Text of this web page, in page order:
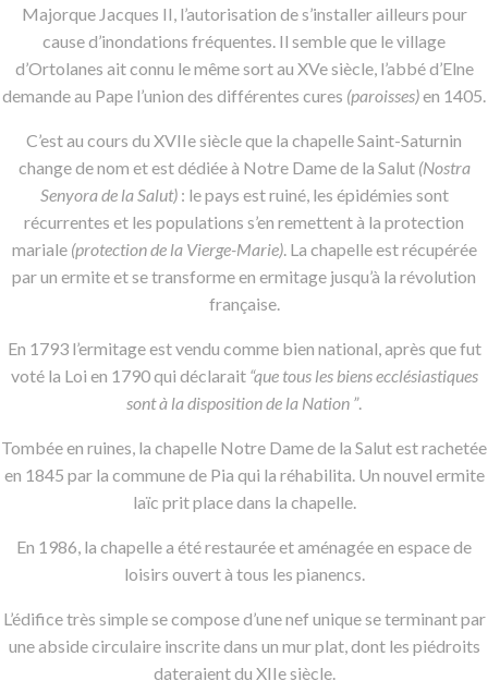
Majorque Jacques II, l’autorisation de s’installer ailleurs pour
cause d’inondations fréquentes. Il semble que le village
d’Ortolanes ait connu le même sort au XVe siècle, l’abbé d’Elne
demande au Pape l’union des différentes cures (paroisses)en 1405.
C’est au cours du XVIIe siècle que la chapelle Saint-Saturnin
change de nom et est dédiée à Notre Dame de la Salut (Nostra
Senyora de la Salut): le pays est ruiné, les épidémies sont
récurrentes et les populations s’en remettent à la protection
mariale (protection de la Vierge-Marie). La chapelle est récupérée
par un ermite et se transforme en ermitage jusqu’à la révolution
française.
En 1793 l’ermitage est vendu comme bien national, après que fut
voté la Loi en 1790 qui déclarait “que tous les biens ecclésiastiques
sont à la disposition de la Nation ”.
Tombée en ruines, la chapelle Notre Dame de la Salut est rachetée
en 1845 par la commune de Pia qui la réhabilita. Un nouvel ermite
laïc prit place dans la chapelle.
En 1986, la chapelle a été restaurée et aménagée en espace de
loisirs ouvert à tous les pianencs.
L’édifice très simple se compose d’une nef unique se terminant par
une abside circulaire inscrite dans un mur plat, dont les piédroits
dateraient du XIIe siècle.